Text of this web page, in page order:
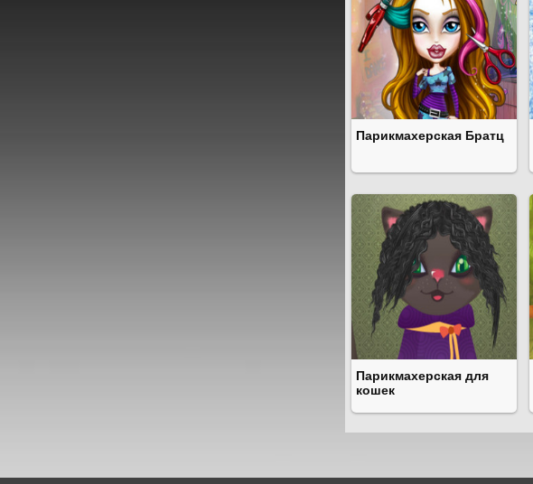
Парикмахерская Братц
Парикмахерская для
кошек